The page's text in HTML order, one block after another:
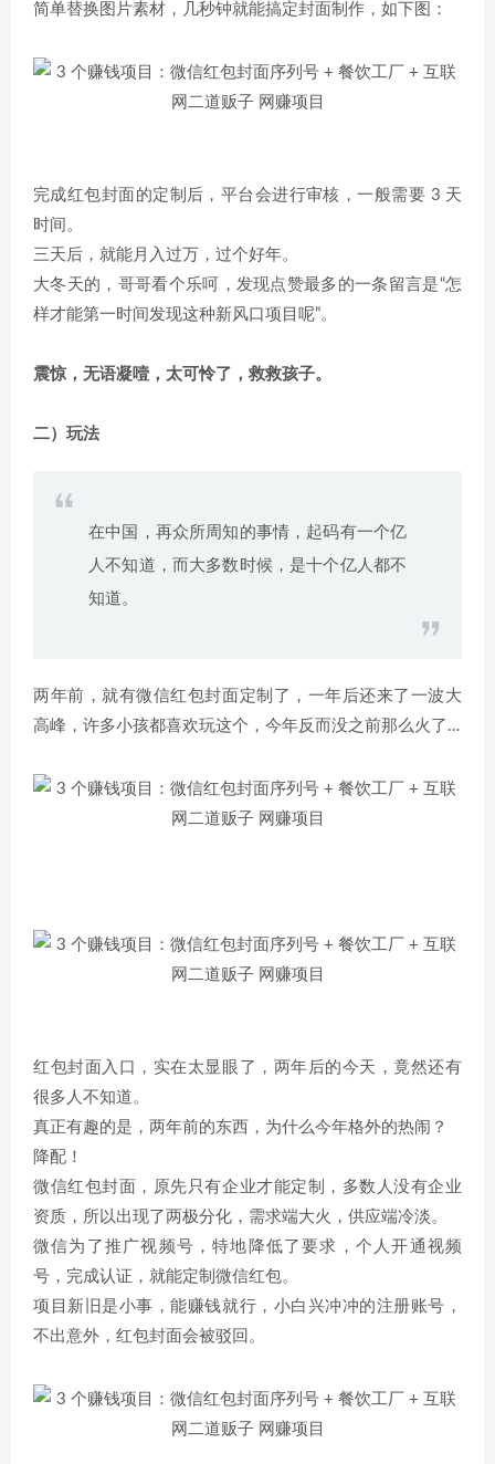
简单替换图片素材，几秒钟就能搞定封面制作，如下图：
完成红包封面的定制后，平台会进行审核，一般需要 3 天
时间。
三天后，就能月入过万，过个好年。
大冬天的，哥哥看个乐呵，发现点赞最多的一条留言是“怎
样才能第一时间发现这种新风口项目呢”。
震惊，无语凝噎，太可怜了，救救孩子。
二）玩法
在中国，再众所周知的事情，起码有一个亿
人不知道，而大多数时候，是十个亿人都不
知道。
两年前，就有微信红包封面定制了，一年后还来了一波大
高峰，许多小孩都喜欢玩这个，今年反而没之前那么火了…
红包封面入口，实在太显眼了，两年后的今天，竟然还有
很多人不知道。
真正有趣的是，两年前的东西，为什么今年格外的热闹？
降配！
微信红包封面，原先只有企业才能定制，多数人没有企业
资质，所以出现了两极分化，需求端大火，供应端冷淡。
微信为了推广视频号，特地降低了要求，个人开通视频
号，完成认证，就能定制微信红包。
项目新旧是小事，能赚钱就行，小白兴冲冲的注册账号，
不出意外，红包封面会被驳回。